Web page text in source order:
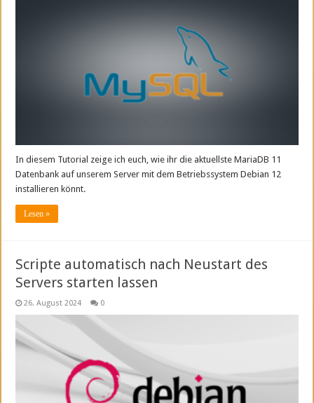
In diesem Tutorial zeige ich euch, wie ihr die aktuellste MariaDB 11
Datenbank auf unserem Server mit dem Betriebssystem Debian 12
installieren könnt.
Lesen »
Scripte automatisch nach Neustart des
Servers starten lassen
26. August 2024 0